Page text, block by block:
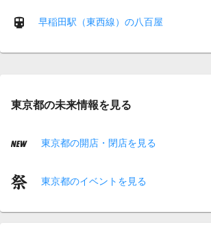
早稲田駅（東西線）の八百屋
東京都の未来情報を見る
東京都の開店・閉店を見る
東京都のイベントを見る